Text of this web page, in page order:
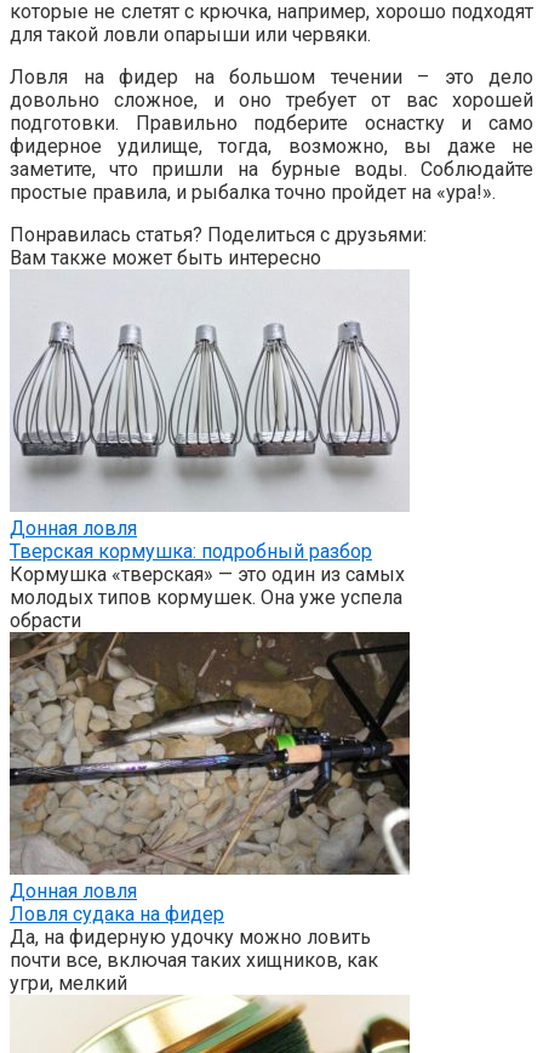
которые не слетят с крючка, например, хорошо подходят
для такой ловли опарыши или червяки.
Ловля на фидер на большом течении – это дело
довольно сложное, и оно требует от вас хорошей
подготовки. Правильно подберите оснастку и само
фидерное удилище, тогда, возможно, вы даже не
заметите, что пришли на бурные воды. Соблюдайте
простые правила, и рыбалка точно пройдет на «ура!».
Понравилась статья? Поделиться с друзьями:
Вам также может быть интересно
Донная ловля
Тверская кормушка: подробный разбор
Кормушка «тверская» — это один из самых
молодых типов кормушек. Она уже успела
обрасти
Донная ловля
Ловля судака на фидер
Да, на фидерную удочку можно ловить
почти все, включая таких хищников, как
угри, мелкий